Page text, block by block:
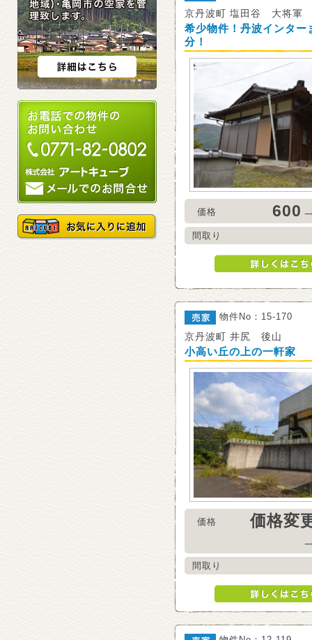
京丹波町 塩田谷 大将軍
希少物件！丹波インター
分！
価格
間取り
物件No：15-170
京丹波町 井尻 後山
小高い丘の上の一軒家
価格
価格変
間取り